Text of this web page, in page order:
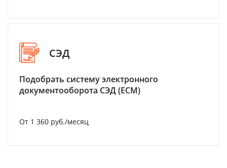
СЭД
Подобрать систему электронного
документооборота СЭД (ECM)
От 1 360 руб./месяц